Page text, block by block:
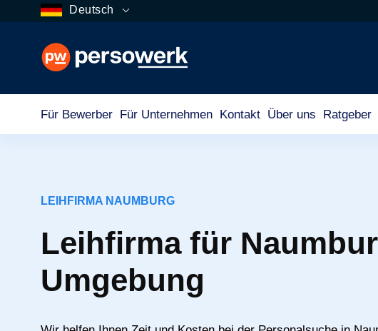
Deutsch
Für Bewerber Für Unternehmen Kontakt Über uns Ratgeber
LEIHFIRMA NAUMBURG
Leihfirma für
Umgebung